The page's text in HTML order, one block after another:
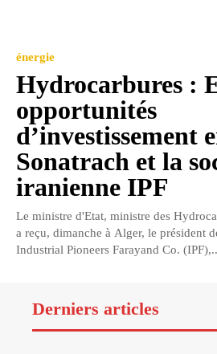
énergie
Hydrocarbures :
opportunités
d’investissement
Sonatrach et la
iranienne IPF
Le ministre d'Etat, ministre des
a reçu, dimanche à Alger, le président
Industrial Pioneers Farayand Co.
Derniers articles